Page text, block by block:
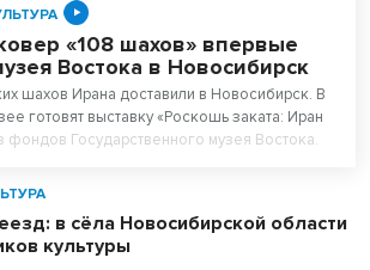
«108 шахов» впервые
Востока в Новосибирск
шахов Ирана доставили в Новосибирск. В
готовят выставку «Роскошь заката: Иран
фондов Государственного музея Востока.
шаха династии – 11-летнего Султан
в сёла Новосибирской области
культуры